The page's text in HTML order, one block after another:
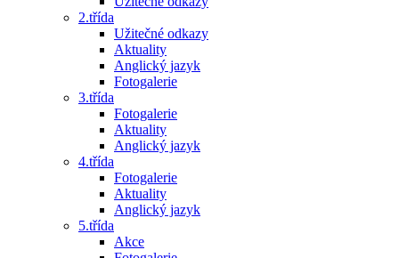
2.třída
Užitečné odkazy
Aktuality
Anglický jazyk
Fotogalerie
3.třída
Fotogalerie
Aktuality
Anglický jazyk
4.třída
Fotogalerie
Aktuality
Anglický jazyk
5.třída
Akce